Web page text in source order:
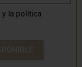
y la política